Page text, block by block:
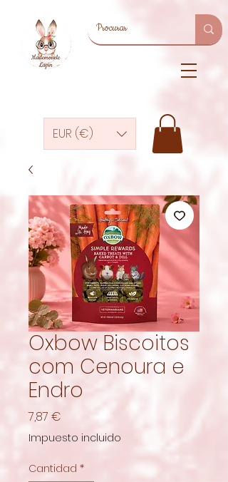
EUR (€)
Oxbow Biscoitos
com Cenoura e
Endro
7,87 €
Impuesto incluido
Cantidad *